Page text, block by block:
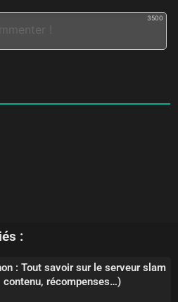
3500
:
: Tout savoir sur le serveur slam
contenu, récompenses…)